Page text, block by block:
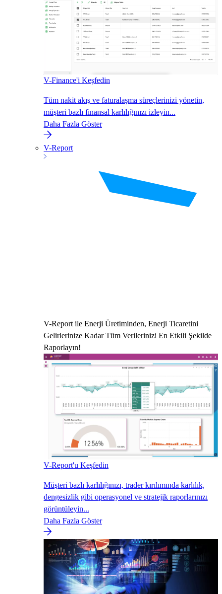
V-Finance'i Keşfedin
Tüm nakit akış ve faturalaşma süreçlerinizi yönetin,
müşteri bazlı finansal karlılığınızı izleyin...
Daha Fazla Göster
V-Report
V-Report ile Enerji Üretiminden, Enerji Ticaretini
Gelirlerinize Kadar Tüm Verilerinizi En Etkili Şekilde
Raporlayın!
V-Report'u Keşfedin
Müşteri bazlı karlılığınızı, trader kırılımında karlılık,
dengesizlik gibi operasyonel ve stratejik raporlarınızı
görüntüleyin...
Daha Fazla Göster